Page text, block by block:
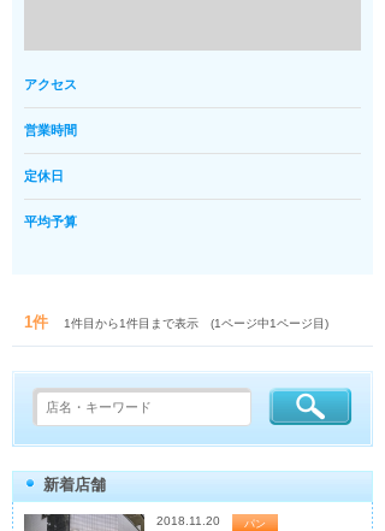
アクセス
営業時間
定休日
平均予算
1件 1件目から1件目まで表示 (1ページ中1ページ目)
新着店舗
2018.11.20 パン